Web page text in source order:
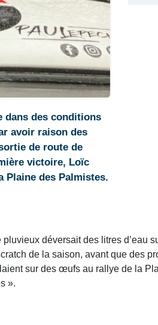
dans des conditions
avoir raison des
de route de
victoire, Loïc
Plaine des Palmistes.
déversait des litres d’eau
de la saison, avant que des
sur des œufs au rallye de la
».